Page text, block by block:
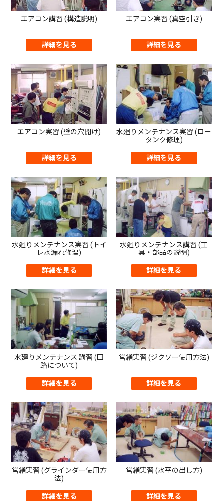
エアコン講習 (構造説明)
詳細を見る
エアコン実習 (真空引き)
詳細を見る
エアコン実習 (壁の穴開け)
詳細を見る
水廻りメンテナンス実習 (ロー
タンク修理)
詳細を見る
水廻りメンテナンス実習 (トイ
レ水漏れ修理)
詳細を見る
水廻りメンテナンス講習 (工
具・部品の説明)
詳細を見る
水廻りメンテナンス 講習 (回
路について)
詳細を見る
営繕実習 (ジクソー使用方法)
詳細を見る
営繕実習 (グラインダー使用方
法)
詳細を見る
営繕実習 (水平の出し方)
詳細を見る